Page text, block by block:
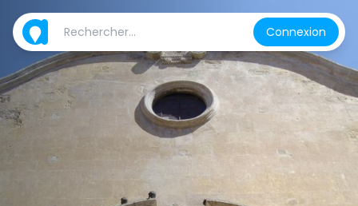
Connexion